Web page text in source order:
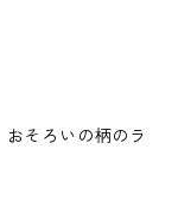
そろいの柄のラ